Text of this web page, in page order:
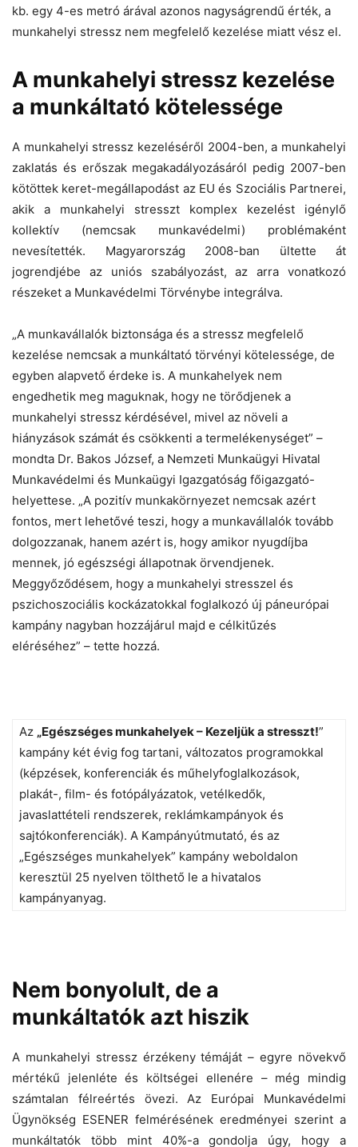
kb. egy 4-es metró árával azonos nagyságrendű érték, a
munkahelyi stressz nem megfelelő kezelése miatt vész el.
A munkahelyi stressz kezelése
a munkáltató kötelessége
A munkahelyi stressz kezeléséről 2004-ben, a munkahelyi
zaklatás és erőszak megakadályozásáról pedig 2007-ben
kötöttek keret-megállapodást az EU és Szociális Partnerei,
akik a munkahelyi stresszt komplex kezelést igénylő
kollektív (nemcsak munkavédelmi) problémaként
nevesítették. Magyarország 2008-ban ültette át
jogrendjébe az uniós szabályozást, az arra vonatkozó
részeket a Munkavédelmi Törvénybe integrálva.
„A munkavállalók biztonsága és a stressz megfelelő
kezelése nemcsak a munkáltató törvényi kötelessége, de
egyben alapvető érdeke is. A munkahelyek nem
engedhetik meg maguknak, hogy ne törődjenek a
munkahelyi stressz kérdésével, mivel az növeli a
hiányzások számát és csökkenti a termelékenységet” –
mondta Dr. Bakos József, a Nemzeti Munkaügyi Hivatal
Munkavédelmi és Munkaügyi Igazgatóság főigazgató-
helyettese. „A pozitív munkakörnyezet nemcsak azért
fontos, mert lehetővé teszi, hogy a munkavállalók tovább
dolgozzanak, hanem azért is, hogy amikor nyugdíjba
mennek, jó egészségi állapotnak örvendjenek.
Meggyőződésem, hogy a munkahelyi stresszel és
pszichoszociális kockázatokkal foglalkozó új páneurópai
kampány nagyban hozzájárul majd e célkitűzés
eléréséhez” – tette hozzá.
Az „Egészséges munkahelyek – Kezeljük a stresszt!”
kampány két évig fog tartani, változatos programokkal
(képzések, konferenciák és műhelyfoglalkozások,
plakát-, film- és fotópályázatok, vetélkedők,
javaslattételi rendszerek, reklámkampányok és
sajtókonferenciák). A Kampányútmutató, és az
„Egészséges munkahelyek” kampány weboldalon
keresztül 25 nyelven tölthető le a hivatalos
kampányanyag.
Nem bonyolult, de a
munkáltatók azt hiszik
A munkahelyi stressz érzékeny témáját – egyre növekvő
mértékű jelenléte és költségei ellenére – még mindig
számtalan félreértés övezi. Az Európai Munkavédelmi
Ügynökség ESENER felmérésének eredményei szerint a
munkáltatók több mint 40%-a gondolja úgy, hogy a